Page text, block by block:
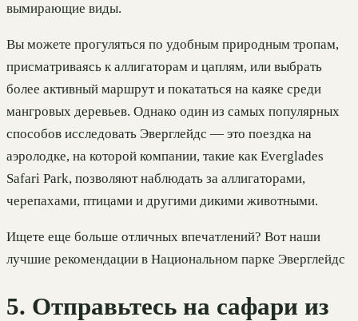
вымирающие виды.
Вы можете прогуляться по удобным природным тропам,
присматриваясь к аллигаторам и цаплям, или выбрать
более активный маршрут и покататься на каяке среди
мангровых деревьев. Однако один из самых популярных
способов исследовать Эверглейдс — это поездка на
аэролодке, на которой компании, такие как Everglades
Safari Park, позволяют наблюдать за аллигаторами,
черепахами, птицами и другими дикими животными.
Ищете еще больше отличных впечатлений? Вот наши
лучшие рекомендации в Национальном парке Эверглейдс
5. Отправьтесь на сафари из